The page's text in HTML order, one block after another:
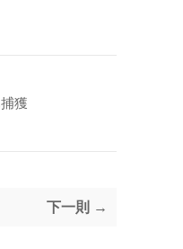
獲
下一則 →